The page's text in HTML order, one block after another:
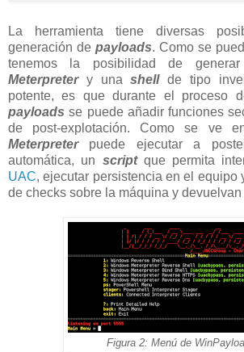
La herramienta tiene diversas
generación de payloads. Como se
tenemos la posibilidad de
Meterpretery unashellde tipo
potente, es que durante el proceso
payloads se puede añadir funciones
de post-explotación. Como se ve
Meterpreterpuede ejecutar a
automática, un scriptque permita
UAC, ejecutar persistencia en el equipo
de checks sobre la máquina y
Figura 2: Menú de